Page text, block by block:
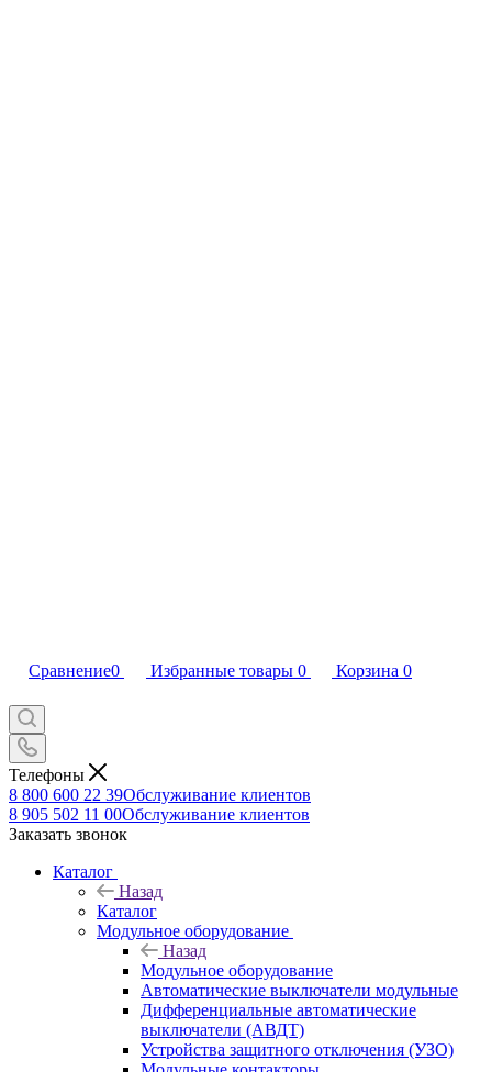
Сравнение0 Избранные товары 0 Корзина 0
Телефоны
8 800 600 22 39Обслуживание клиентов
8 905 502 11 00Обслуживание клиентов
Заказать звонок
Каталог
Назад
Каталог
Модульное оборудование
Назад
Модульное оборудование
Автоматические выключатели модульные
Дифференциальные автоматические
выключатели (АВДТ)
Устройства защитного отключения (УЗО)